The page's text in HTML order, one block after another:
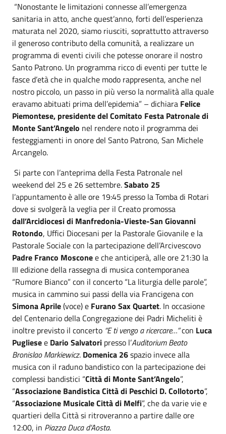
“Nonostante le limitazioni connesse all’emergenza
sanitaria in atto, anche quest’anno, forti dell’esperienza
maturata nel 2020, siamo riusciti, soprattutto attraverso
il generoso contributo della comunità, a realizzare un
programma di eventi civili che potesse onorare il nostro
Santo Patrono. Un programma ricco di eventi per tutte le
fasce d’età che in qualche modo rappresenta, anche nel
nostro piccolo, un passo in più verso la normalità alla quale
eravamo abituati prima dell’epidemia” – dichiara Felice
Piemontese, presidente del Comitato Festa Patronale di
Monte Sant’Angelo nel rendere noto il programma dei
festeggiamenti in onore del Santo Patrono, San Michele
Arcangelo.
Si parte con l’anteprima della Festa Patronale nel
weekend del 25 e 26 settembre.Sabato 25
l’appuntamento è alle ore 19:45 presso la Tomba di Rotari
dove si svolgerà la veglia per il Creato promossa
dall’Arcidiocesi di Manfredonia-Vieste-San Giovanni
Rotondo, Uffici Diocesani per la Pastorale Giovanile e la
Pastorale Sociale con la partecipazione dell’Arcivescovo
Padre Franco Mosconee che anticiperà, alle ore 21:30 la
III edizione della rassegna di musica contemporanea
“Rumore Bianco” con il concerto “La liturgia delle parole”,
musica in cammino sui passi della via Francigena con
Simona Aprile(voce) e Furano Sax Quartet. In occasione
del Centenario della Congregazione dei Padri Micheliti è
inoltre previsto il concerto “E ti vengo a ricercare…”con Luca
Pugliesee Dario Salvatori presso l’Auditorium Beato
Bronislao Markiewicz. Domenica 26spazio invece alla
musica con il raduno bandistico con la partecipazione dei
complessi bandistici “Città di Monte Sant’Angelo”,
“Associazione Bandistica Città di Peschici D. Collotorto”,
“Associazione Musicale Città di Melfi”, che da varie vie e
quartieri della Città si ritroveranno a partire dalle ore
12:00, in Piazza Duca d’Aosta.